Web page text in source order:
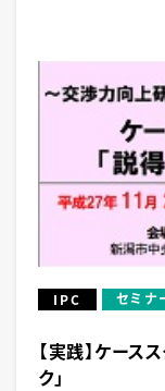
IPC セミナ
【実践】ケース
ク」